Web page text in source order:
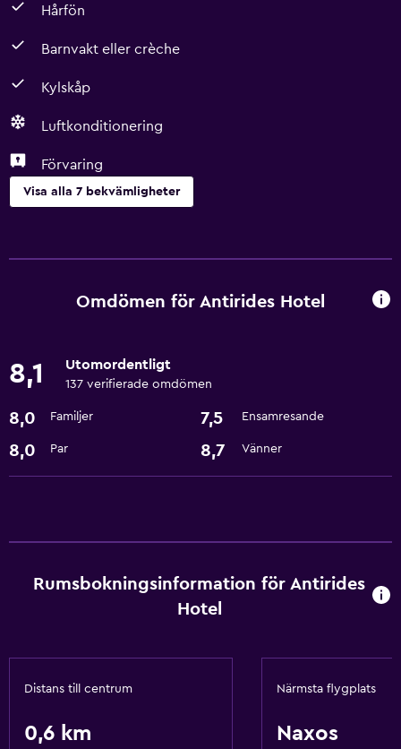
Hårfön
Barnvakt eller crèche
Kylskåp
Luftkonditionering
Förvaring
Visa alla 7 bekvämligheter
Kabel- eller satellit-TV
Restauranger
Kylskåp
Rumservice
Barnvakt eller crèche
Luftkonditionering
Omdömen för Antirides Hotel
8,1 Utomordentligt
137 verifierade omdömen
8,0 Familjer 7,5 Ensamresande
8,0 Par 8,7 Vänner
Rumsbokningsinformation för Antirides
Hotel
Distans till centrum
0,6 km
Närmsta flygplats
Naxos